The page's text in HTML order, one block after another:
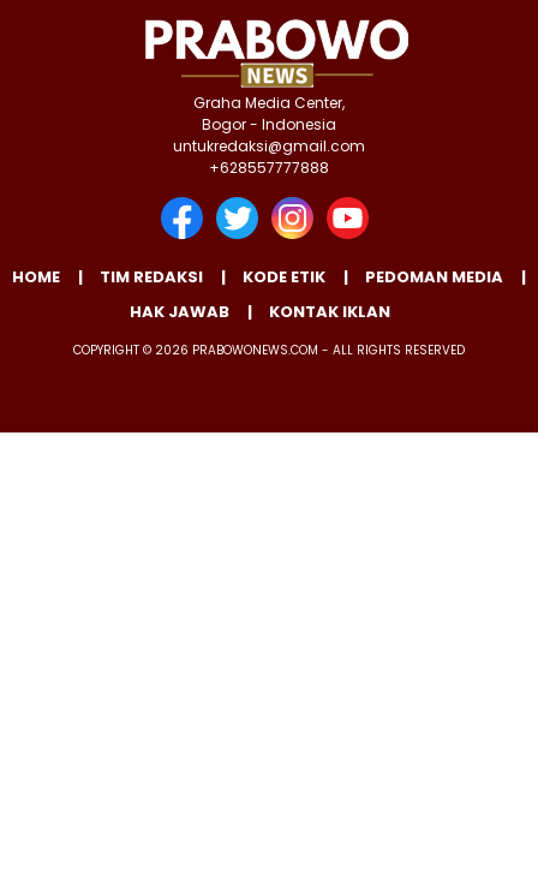
Graha Media Center,
Bogor - Indonesia
untukredaksi@gmail.com
+628557777888
HOME TIM REDAKSI KODE ETIK
PEDOMAN MEDIA
HAK JAWAB
KONTAK IKLAN
COPYRIGHT © 2026 PRABOWONEWS.COM - ALL RIGHTS RESERVED